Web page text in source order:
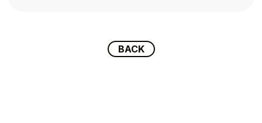
SCHEDULE
BACK